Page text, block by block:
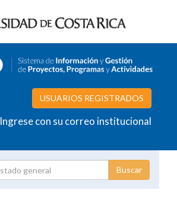
USUARIOS REGISTRADOS
Ingrese con su correo institucional